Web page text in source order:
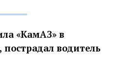
«КамАЗ» в
водитель